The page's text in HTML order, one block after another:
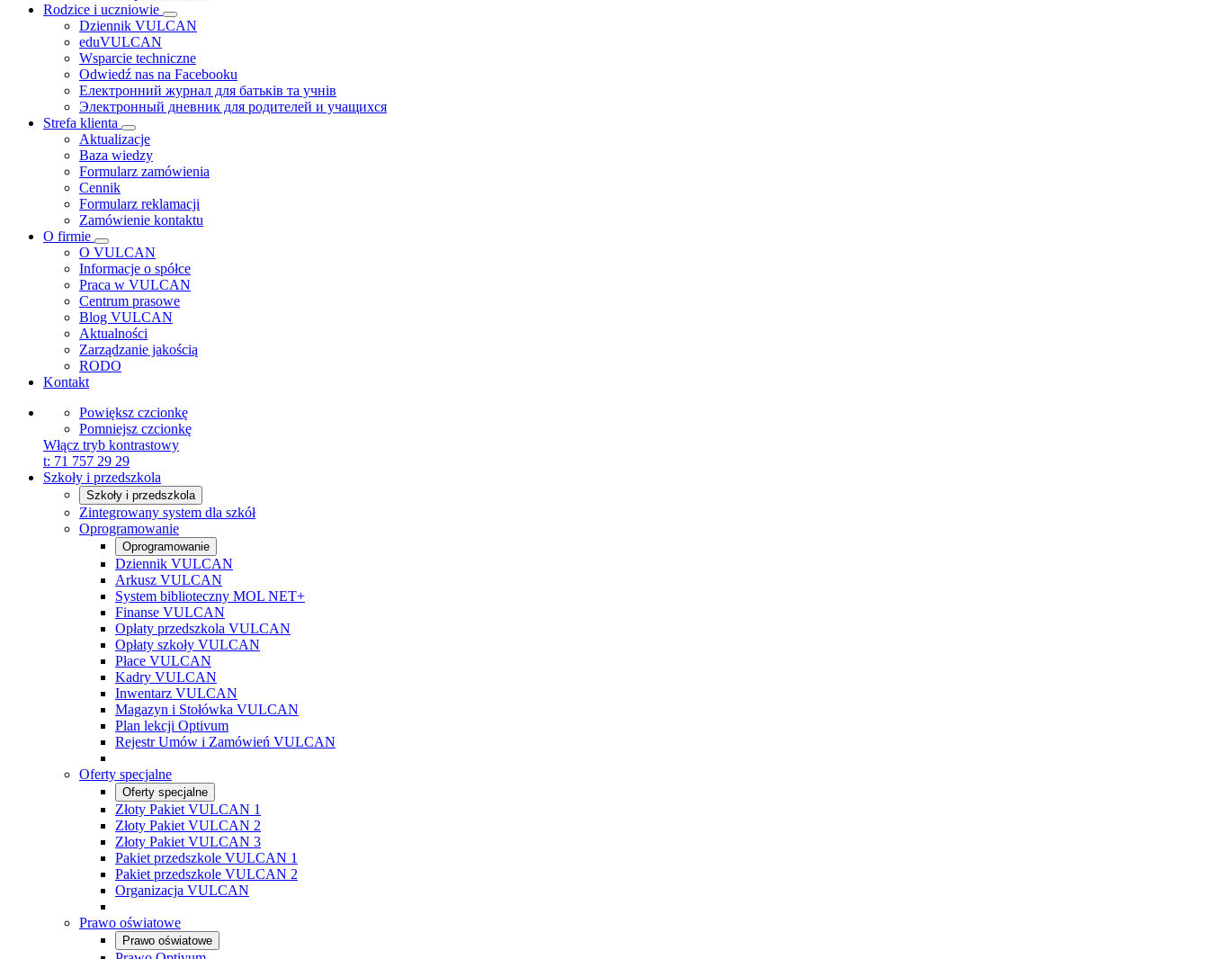
Rodzice i uczniowie
Dziennik VULCAN
eduVULCAN
Wsparcie techniczne
Odwiedź nas na Facebooku
Електронний журнал для батьків та учнів
Электронный дневник для родителей и учащихся
Strefa klienta
Aktualizacje
Baza wiedzy
Formularz zamówienia
Cennik
Formularz reklamacji
Zamówienie kontaktu
O firmie
O VULCAN
Informacje o spółce
Praca w VULCAN
Centrum prasowe
Blog VULCAN
Aktualności
Zarządzanie jakością
RODO
Kontakt
Powiększ czcionkę
Pomniejsz czcionkę
Włącz tryb kontrastowy
t: 71 757 29 29
Szkoły i przedszkola
Szkoły i przedszkola
Zintegrowany system dla szkół
Oprogramowanie
Oprogramowanie
Dziennik VULCAN
Arkusz VULCAN
System biblioteczny MOL NET+
Finanse VULCAN
Opłaty przedszkola VULCAN
Opłaty szkoły VULCAN
Płace VULCAN
Kadry VULCAN
Inwentarz VULCAN
Magazyn i Stołówka VULCAN
Plan lekcji Optivum
Rejestr Umów i Zamówień VULCAN
Oferty specjalne
Oferty specjalne
Złoty Pakiet VULCAN 1
Złoty Pakiet VULCAN 2
Złoty Pakiet VULCAN 3
Pakiet przedszkole VULCAN 1
Pakiet przedszkole VULCAN 2
Organizacja VULCAN
Prawo oświatowe
Prawo oświatowe